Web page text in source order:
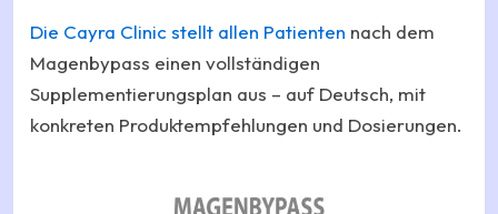
Die Cayra Clinic stellt allen Patienten nach dem
Magenbypass einen vollständigen
Supplementierungsplan aus – auf Deutsch, mit
konkreten Produktempfehlungen und Dosierungen.